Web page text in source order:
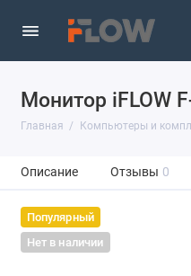
Монитор iFLOW
Главная Компьютеры и
Описание Отзывы 0
Популярный
Нет в наличии